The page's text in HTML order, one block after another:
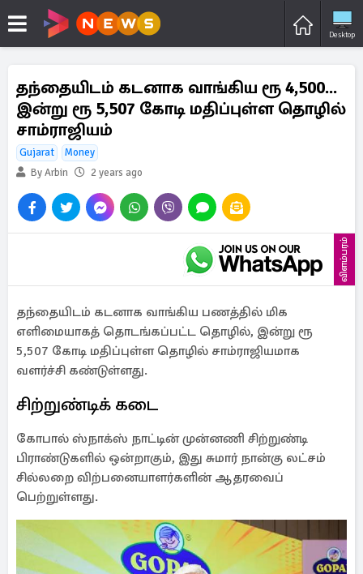
Desktop
தந்தையிடம் கடனாக வாங்கிய ரூ 4,500...
இன்று ரூ 5,507 கோடி மதிப்புள்ள தொழில்
சாம்ராஜியம்
Gujarat
Money
By Arbin
2 years ago
விளம்பரம்
தந்தையிடம் கடனாக வாங்கிய பணத்தில் மிக
எளிமையாகத் தொடங்கப்பட்ட தொழில், இன்று ரூ
5,507 கோடி மதிப்புள்ள தொழில் சாம்ராஜியமாக
வளர்ச்சி கண்டுள்ளது.
சிற்றுண்டிக் கடை
கோபால் ஸ்நாக்ஸ் நாட்டின் முன்னணி சிற்றுண்டி
பிராண்டுகளில் ஒன்றாகும், இது சுமார் நான்கு லட்சம்
சில்லறை விற்பனையாளர்களின் ஆதரவைப்
பெற்றுள்ளது.